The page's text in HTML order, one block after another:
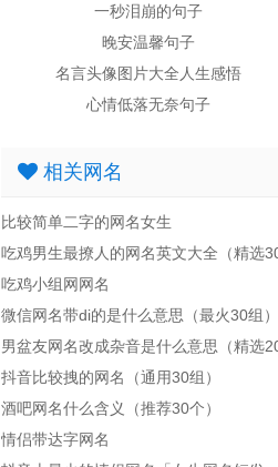
一秒泪崩的句子
晚安温馨句子
名言头像图片大全人生感悟
心情低落无奈句子
相关网名
比较简单二字的网名女生
吃鸡男生最撩人的网名英文大全（精选
吃鸡小组网网名
微信网名带di的是什么意思（最火30组）
男盆友网名改成杂音是什么意思（精选
抖音比较拽的网名（通用30组）
酒吧网名什么含义（推荐30个）
情侣带达字网名